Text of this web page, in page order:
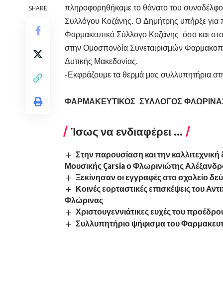
SHARE
πληροφορηθήκαμε το θάνατο του
Συλλόγου Κοζάνης. Ο Δημήτρης υπήρξε για
Φαρμακευτικό Σύλλογο Κοζάνης όσο και
στην Ομοσπονδία Συνεταιρισμών
Δυτικής Μακεδονίας.
-Εκφράζουμε τα θερμά μας συλλυπητήρια
ΦΑΡΜΑΚΕΥΤΙΚΟΣ ΣΥΛΛΟΓΟΣ
Ίσως να ενδιαφέρει ...
Στην παρουσίαση και την
Μουσικής Çarsia ο Φλωρινιώτης
Ξεκίνησαν οι εγγραφές στο σχολείο
Κοινές εορταστικές επισκέψεις του
Φλώρινας
Χριστουγεννιάτικες ευχές του
Συλλυπητήριο ψήφισμα του